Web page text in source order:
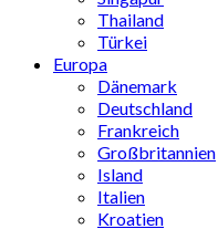
Thailand
Türkei
Europa
Dänemark
Deutschland
Frankreich
Großbritannien
Island
Italien
Kroatien